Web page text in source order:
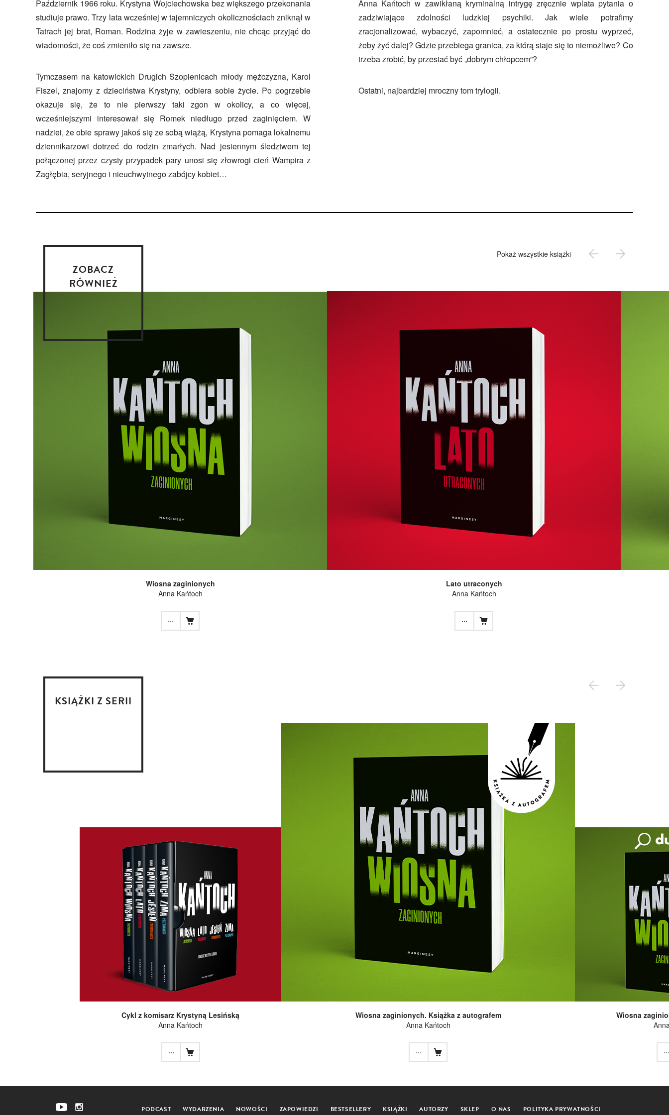
Październik 1966 roku. Krystyna Wojciechowska bez większego przekonania
studiuje prawo. Trzy lata wcześniej w tajemniczych okolicznościach zniknął w
Tatrach jej brat, Roman. Rodzina żyje w zawieszeniu, nie chcąc przyjąć do
wiadomości, że coś zmieniło się na zawsze.
Tymczasem na katowickich Drugich Szopienicach młody mężczyzna, Karol
Fiszel, znajomy z dzieciństwa Krystyny, odbiera sobie życie. Po pogrzebie
okazuje się, że to nie pierwszy taki zgon w okolicy, a co więcej,
wcześniejszymi interesował się Romek niedługo przed zaginięciem. W
nadziei, że obie sprawy jakoś się ze sobą wiążą, Krystyna pomaga lokalnemu
dziennikarzowi dotrzeć do rodzin zmarłych. Nad jesiennym śledztwem tej
połączonej przez czysty przypadek pary unosi się złowrogi cień Wampira z
Zagłębia, seryjnego i nieuchwytnego zabójcy kobiet…
Anna Kańtoch w zawikłaną kryminalną intrygę zręcznie wplata pytania o
zadziwiające zdolności ludzkiej psychiki. Jak wiele potrafimy
zracjonalizować, wybaczyć, zapomnieć, a ostatecznie po prostu wyprzeć,
żeby żyć dalej? Gdzie przebiega granica, za którą staje się to niemożliwe? Co
trzeba zrobić, by przestać być „dobrym chłopcem”?
Ostatni, najbardziej mroczny tom trylogii.
ZOBACZ
RÓWNIEŻ
Pokaż wszystkie książki
Wiosna zaginionych
Anna Kańtoch
...
Lato utraconych
Anna Kańtoch
...
KSIĄŻKI Z SERII
Cykl z komisarz Krystyną Lesińską
Anna Kańtoch
...
Wiosna zaginionych. Książka z autografem
Anna Kańtoch
...
Wiosna
...
PODCAST WYDARZENIA NOWOŚCI ZAPOWIEDZI BESTSELLERY KSIĄŻKI AUTORZY SKLEP O NAS POLITYKA PRYWATNOŚCI